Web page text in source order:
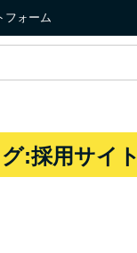
フォーム
:採用サイト